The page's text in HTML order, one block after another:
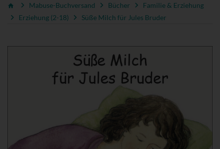
Mabuse-Buchversand Bücher
Familie & Erziehung
Erziehung (2-18)
Süße Milch für Jules Bruder